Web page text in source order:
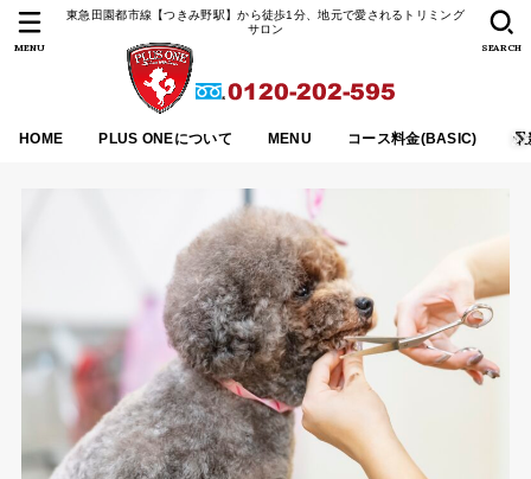
東急田園都市線【つきみ野駅】から徒歩1分、地元で愛されるトリミング
サロン
HOME PLUS ONEについて MENU コース料金(BASIC) 最
SEARCH
MENU